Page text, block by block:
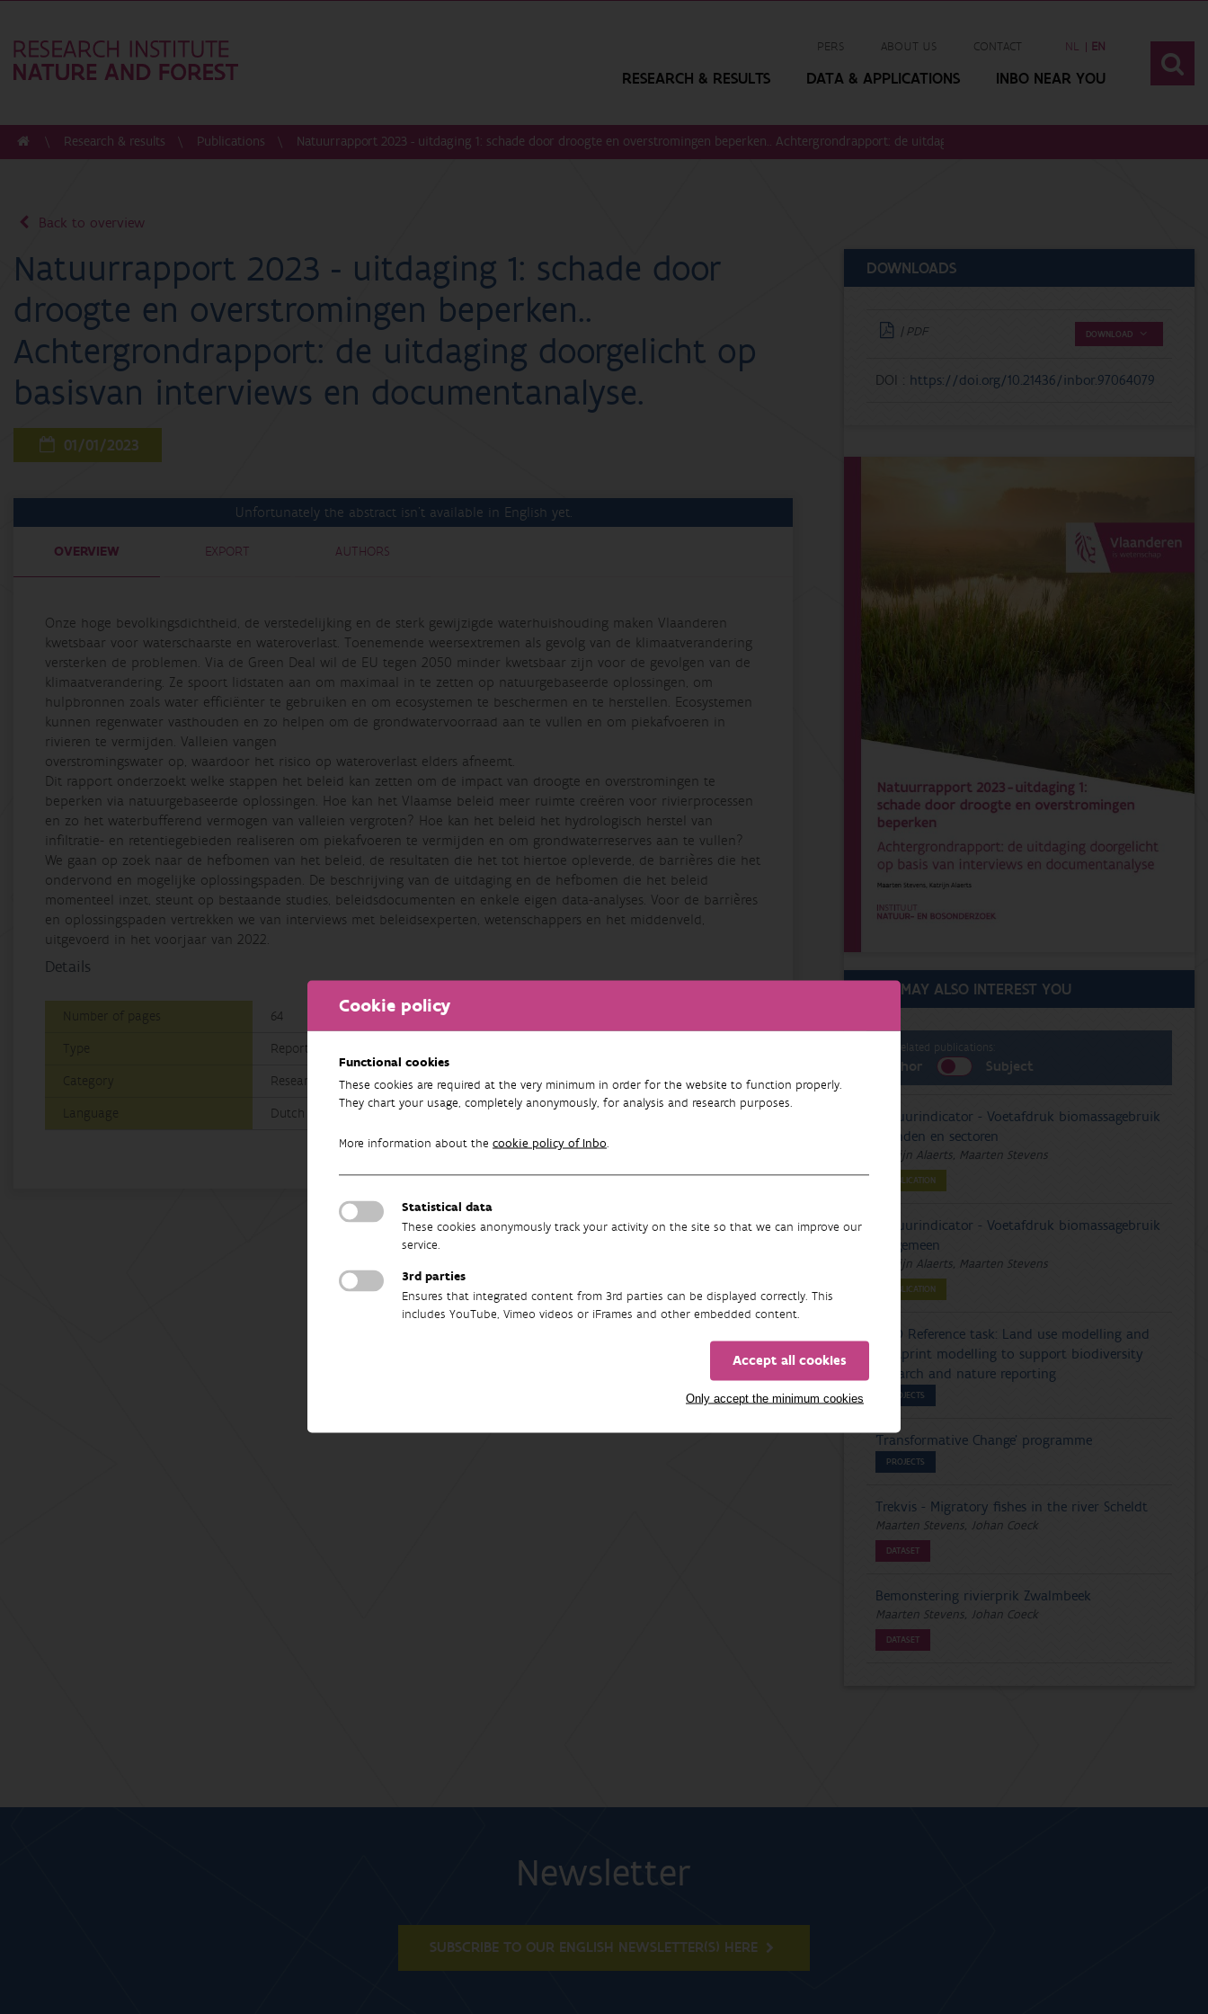
Cookie policy
Functional cookies
These cookies are required at the very minimum in order for the website to function properly.
They chart your usage, completely anonymously, for analysis and research purposes.
More information about the cookie policy of Inbo.
Statistical data
These cookies anonymously track your activity on the site so that we can improve our
service.
3rd parties
Ensures that integrated content from 3rd parties can be displayed correctly. This
includes YouTube, Vimeo videos or iFrames and other embedded content.
Accept all cookies
Only accept the minimum cookies
PERS ABOUT US CONTACT NL EN
RESEARCH & RESULTS DATA & APPLICATIONS INBO NEAR YOU
Research & results Publications Natuurrapport 2023 - uitdaging 1: schade door droogte en overstromingen beperken.. Achtergrondrapport: de uitdaging doorgelicht op basisvan interviews en
Back to overview
Natuurrapport 2023 - uitdaging 1: schade door
droogte en overstromingen beperken..
Achtergrondrapport: de uitdaging doorgelicht op
basisvan interviews en documentanalyse.
01/01/2023
Unfortunately the abstract isn't available in English yet.
OVERVIEW EXPORT AUTHORS
Onze hoge bevolkingsdichtheid, de verstedelijking en de sterk gewijzigde waterhuishouding maken Vlaanderen
kwetsbaar voor waterschaarste en wateroverlast. Toenemende weersextremen als gevolg van de klimaatverandering
versterken de problemen. Via de Green Deal wil de EU tegen 2050 minder kwetsbaar zijn voor de gevolgen van de
klimaatverandering. Ze spoort lidstaten aan om maximaal in te zetten op natuurgebaseerde oplossingen, om
hulpbronnen zoals water efficiënter te gebruiken en om ecosystemen te beschermen en te herstellen. Ecosystemen
kunnen regenwater vasthouden en zo helpen om de grondwatervoorraad aan te vullen en om piekafvoeren in
rivieren te vermijden. Valleien vangen
overstromingswater op, waardoor het risico op wateroverlast elders afneemt.
Dit rapport onderzoekt welke stappen het beleid kan zetten om de impact van droogte en overstromingen te
beperken via natuurgebaseerde oplossingen. Hoe kan het Vlaamse beleid meer ruimte creëren voor rivierprocessen
en zo het waterbufferend vermogen van valleien vergroten? Hoe kan het beleid het hydrologisch herstel van
infiltratie- en retentiegebieden realiseren om piekafvoeren te vermijden en om grondwaterreserves aan te vullen?
We gaan op zoek naar de hefbomen van het beleid, de resultaten die het tot hiertoe opleverde, de barrières die het
ondervond en mogelijke oplossingspaden. De beschrijving van de uitdaging en de hefbomen die het beleid
momenteel inzet, steunt op bestaande studies, beleidsdocumenten en enkele eigen data-analyses. Voor de barrières
en oplossingspaden vertrekken we van interviews met beleidsexperten, wetenschappers en het middenveld,
uitgevoerd in het voorjaar van 2022.
Details
Number of pages
64
Type
Reports of Research Institute for Nature and Forest
Category
Research
Language
Dutch
DOWNLOADS
| PDF DOWNLOAD
DOI : https://doi.org/10.21436/inbor.97064079
THIS MAY ALSO INTEREST YOU
List related publications:
Author Subject
Natuurindicator - Voetafdruk biomassagebruik
- landen en sectoren
Katrijn Alaerts, Maarten Stevens
PUBLICATION
Natuurindicator - Voetafdruk biomassagebruik
- algemeen
Katrijn Alaerts, Maarten Stevens
PUBLICATION
VITO Reference task: Land use modelling and
footprint modelling to support biodiversity
research and nature reporting
PROJECTS
'Transformative Change' programme
PROJECTS
Trekvis - Migratory fishes in the river Scheldt
Maarten Stevens, Johan Coeck
DATASET
Bemonstering rivierprik Zwalmbeek
Maarten Stevens, Johan Coeck
DATASET
Newsletter
SUBSCRIBE TO OUR ENGLISH NEWSLETTER(S) HERE